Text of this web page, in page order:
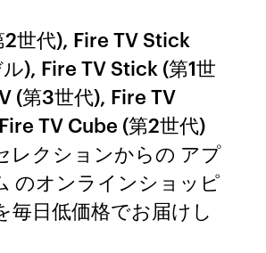
2世代), Fire TV Stick
), Fire TV Stick (第1世
(第3世代), Fire TV
TV Cube (第2世代)
レクションからの アプ
のオンラインショッピ
毎日低価格でお届けし